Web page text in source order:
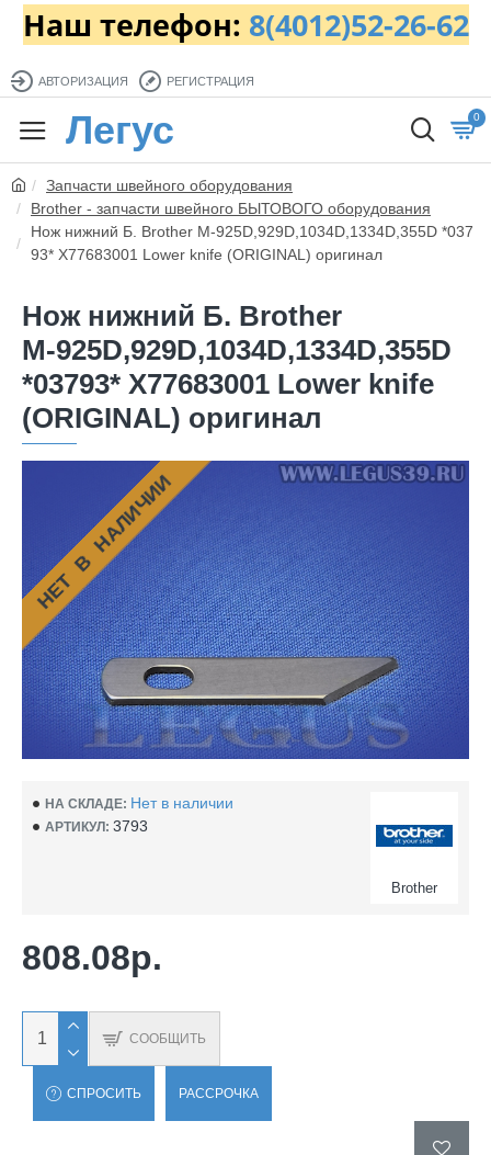
Наш телефон: 8(4012)52-26-62
АВТОРИЗАЦИЯ РЕГИСТРАЦИЯ
Легус 0
Запчасти швейного оборудования
Brother - запчасти швейного БЫТОВОГО оборудования
Нож нижний Б. Brother М-925D,929D,1034D,1334D,355D *037
93* X77683001 Lower knife (ORIGINAL) оригинал
Нож нижний Б. Brother
М-925D,929D,1034D,1334D,355D
*03793* X77683001 Lower knife
(ORIGINAL) оригинал
НЕТ В НАЛИЧИИ
НА СКЛАДЕ: Нет в наличии
АРТИКУЛ: 3793
Brother
808.08р.
СООБЩИТЬ
СПРОСИТЬ РАССРОЧКА